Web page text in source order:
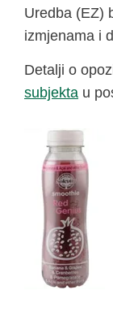
Uredba (EZ)
izmjenama i
Detalji o
subjekta u